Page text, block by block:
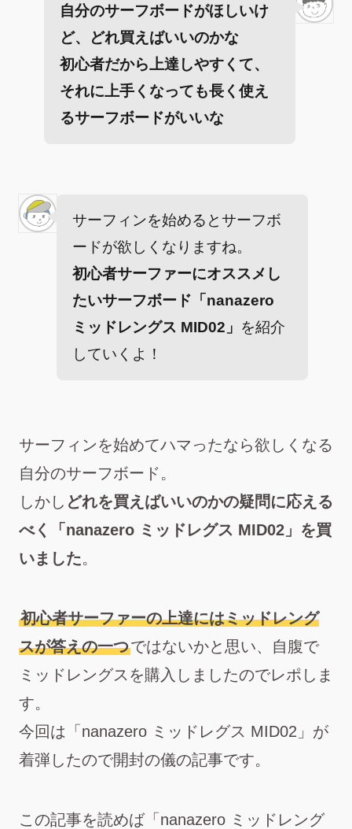
自分のサーフボードがほしいけ
ど、どれ買えばいいのかな
初心者だから上達しやすくて、
それに上手くなっても長く使え
るサーフボードがいいな
サーフィンを始めるとサーフボ
ードが欲しくなりますね。
初心者サーファーにオススメし
たいサーフボード「nanazero
ミッドレングス MID02」 を紹介
していくよ！
サーフィンを始めてハマったなら欲しくなる
自分のサーフボード。
しかし どれを買えばいいのかの疑問に応える
べく「nanazero ミッドレグス MID02」を買
いました。
初心者サーファーの上達にはミッドレング
スが答えの一つではないかと思い、自腹で
ミッドレングスを購入しましたのでレポしま
す。
今回は「nanazero ミッドレグス MID02」が
着弾したので開封の儀の記事です。
この記事を読めば「nanazero ミッドレング